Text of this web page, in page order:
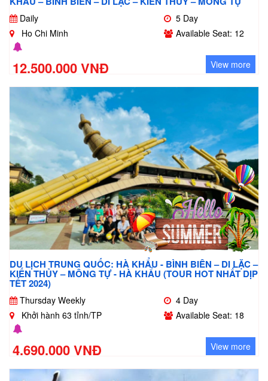
Daily
5 Day
Ho Chi Minh
Available Seat: 12
12.500.000 VNĐ View more
DU LỊCH TRUNG QUỐC: HÀ KHẨU - BÌNH BIÊN – DI LẶC –
KIẾN THỦY – MÔNG TỰ - HÀ KHẨU (TOUR HOT NHẤT DỊP
TẾT 2024)
Thursday Weekly
4 Day
Khởi hành 63 tỉnh/TP
Available Seat: 18
4.690.000 VNĐ View more